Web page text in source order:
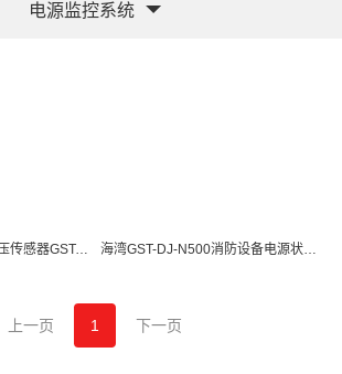
电源监控系统
陕西海湾牌交流单相电压传感器GST-DJ-D40C
上一页 1 下一页